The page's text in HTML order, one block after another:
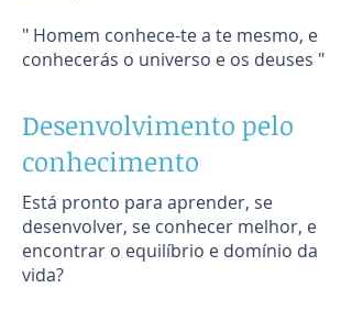
" Homem conhece-te a te mesmo, e
conhecerás o universo e os deuses "
Desenvolvimento pelo
conhecimento
Está pronto para aprender, se
desenvolver, se conhecer melhor, e
encontrar o equilíbrio e domínio da
vida?